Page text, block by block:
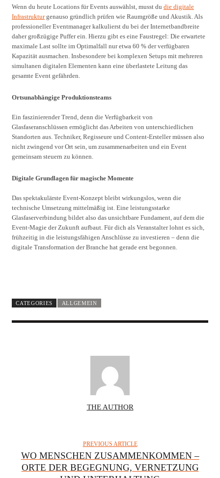
Wenn du heute Locations für Events auswählst, musst du die digitale
Infrastrukturgenauso gründlich prüfen wie Raumgröße und Akustik. Als
professioneller Eventmanager kalkulierst du bei der Internetbandbreite
daher großzügige Puffer ein. Hierzu gibt es eine Faustregel: Die erwartete
maximale Last sollte im Optimalfall nur etwa 60 % der verfügbaren
Kapazität ausmachen. Insbesondere bei komplexen Setups mit mehreren
simultanen digitalen Elementen kann eine überlastete Leitung das
gesamte Event gefährden.
Ortsunabhängige Produktionsteams
Ein faszinierender Trend, denn die Verfügbarkeit von
Glasfaseranschlüssen ermöglicht das Arbeiten von unterschiedlichen
Standorten aus. Techniker, Regisseure und Content-Ersteller müssen also
nicht zwingend vor Ort sein, um zusammenarbeiten und ein Event
gemeinsam steuern zu können.
Digitale Grundlagen für magische Momente
Das spektakulärste Event-Konzept bleibt wirkungslos, wenn die
technische Umsetzung mittelmäßig ist. Eine leistungsstarke
Glasfaserverbindung bildet also das unsichtbare Fundament, auf dem die
Event-Magie der Zukunft aufbaut. Für dich als Veranstalter lohnt es sich,
frühzeitig in die leistungsfähigen Anschlüsse zu investieren – denn die
digitale Transformation der Branche hat gerade erst begonnen.
CATEGORIES ALLGEMEIN
THE AUTHOR
PREVIOUS ARTICLE
WO MENSCHEN ZUSAMMENKOMMEN –
ORTE DER BEGEGNUNG, VERNETZUNG